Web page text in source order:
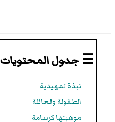
☰ جدول المحتويات
نبذة تمهيدية
الطفولة والعائلة
موهبتها كرسامة